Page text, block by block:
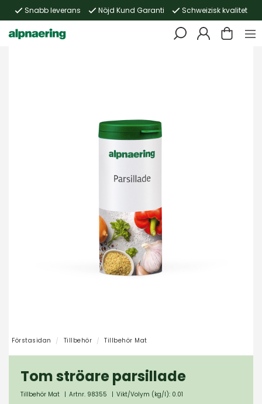
Snabb leverans Nöjd Kund Garanti Schweizisk kvalitet
Förstasidan Tillbehör Tillbehör Mat
Tom ströare parsillade
Tillbehör Mat | Artnr. 98355 | Vikt/Volym (kg/l): 0.01